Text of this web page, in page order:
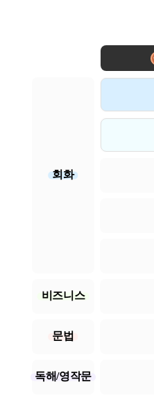
회화
비즈니스
문법
독해/영작문